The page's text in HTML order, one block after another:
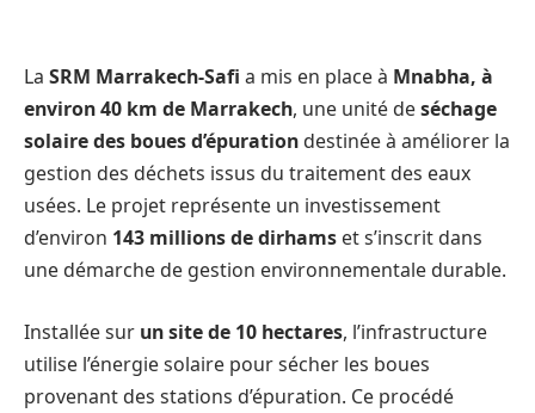
La SRM Marrakech-Safi a mis en place à Mnabha, à
environ 40 km de Marrakech, une unité deséchage
solaire des boues d’épuration destinée à améliorer la
gestion des déchets issus du traitement des eaux
usées. Le projet représente un investissement
d’environ 143 millions de dirhams et s’inscrit dans
une démarche de gestion environnementale durable.
Installée sur un site de 10 hectares, l’infrastructure
utilise l’énergie solaire pour sécher les boues
provenant des stations d’épuration. Ce procédé